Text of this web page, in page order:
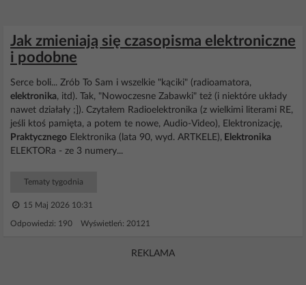
Jak zmieniają się czasopisma elektroniczne
i podobne
Serce boli... Zrób To Sam i wszelkie "kąciki" (radioamatora,
elektronika, itd). Tak, "Nowoczesne Zabawki" też (i niektóre układy
nawet działały ;]). Czytałem Radioelektronika (z wielkimi literami RE,
jeśli ktoś pamięta, a potem te nowe, Audio-Video), Elektronizację,
Praktycznego Elektronika (lata 90, wyd. ARTKELE), Elektronika
ELEKTORa - ze 3 numery...
Tematy tygodnia
15 Maj 2026 10:31
Odpowiedzi: 190 Wyświetleń: 20121
REKLAMA